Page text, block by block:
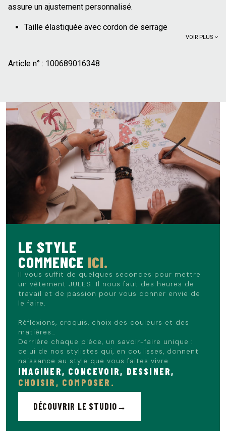
assure un ajustement personnalisé.
Taille élastiquée avec cordon de serrage
Slip intérieur
Portez-le seul pour vos baignades et sessions de
bronzage. Pour vous rendre au bar de la plage ou pour une
balade en bord de mer, associez-le simplement à un t-shirt
basique et une paire de tongs.
Le mannequin mesure 1m86 et porte une taille L.
VOIR PLUS
Article n° : 100689016348
LE STYLE
COMMENCE ICI.
Il vous suffit de quelques secondes pour mettre
un vêtement JULES. Il nous faut des heures de
travail et de passion pour vous donner envie de
le faire.
Réflexions, croquis, choix des couleurs et des
matières…
Derrière chaque pièce, un savoir-faire unique :
celui de nos stylistes qui, en coulisses, donnent
naissance au style que vous faites vivre.
IMAGINER, CONCEVOIR, DESSINER,
CHOISIR, COMPOSER.
DÉCOUVRIR LE STUDIO